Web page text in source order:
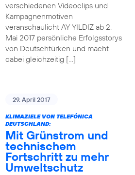
verschiedenen Videoclips und
Kampagnenmotiven
veranschaulicht AY YILDIZ ab 2.
Mai 2017 persönliche Erfolgsstorys
von Deutschtürken und macht
dabei gleichzeitig […]
29. April 2017
KLIMAZIELE VON TELEFÓNICA
DEUTSCHLAND:
Mit Grünstrom und
technischem
Fortschritt zu mehr
Umweltschutz